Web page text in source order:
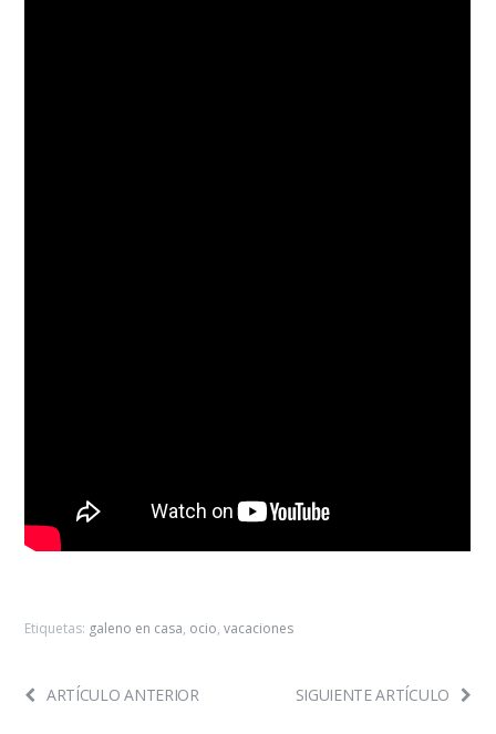
Etiquetas: galeno en casa, ocio,vacaciones
ARTÍCULO ANTERIOR SIGUIENTE ARTÍCULO